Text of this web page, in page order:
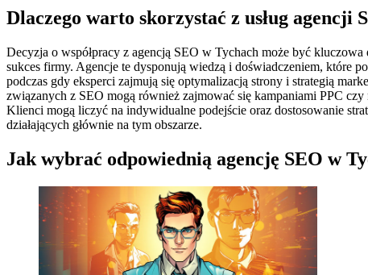
Dlaczego warto skorzystać z usług agencji
Decyzja o współpracy z agencją SEO w Tychach może być
sukces firmy. Agencje te dysponują wiedzą i doświadczeniem, które
podczas gdy eksperci zajmują się optymalizacją strony i strategią
związanych z SEO mogą również zajmować się kampaniami PPC
Klienci mogą liczyć na indywidualne podejście oraz dostosowanie
działających głównie na tym obszarze.
Jak wybrać odpowiednią agencję SEO w